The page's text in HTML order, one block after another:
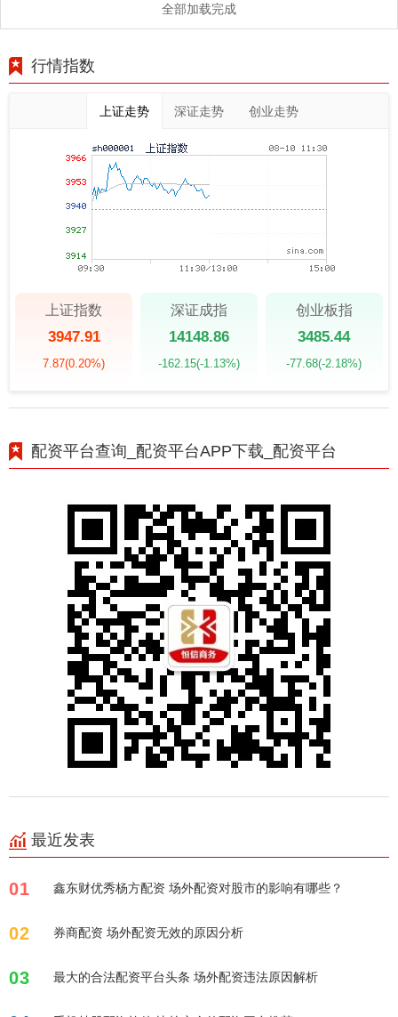
全部加载完成
行情指数
上证走势 深证走势 创业走势
上证指数
3947.91
7.87(0.20%)
深证成指
14148.86
-162.15(-1.13%)
创业板指
3485.44
-77.68(-2.18%)
配资平台查询_配资平台APP下载_配资平台
最近发表
01 鑫东财优秀杨方配资 场外配资对股市的影响有哪些？
02 券商配资 场外配资无效的原因分析
03 最大的合法配资平台头条 场外配资违法原因解析